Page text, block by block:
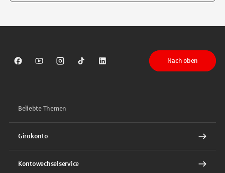
Sparkasse auf Facebook
Sparkasse auf Youtube
Sparkasse auf Instagram
Sparkasse auf TikTok
Sparkasse auf LinkedIn
Nach oben
Beliebte Themen
Girokonto
Kontowechselservice